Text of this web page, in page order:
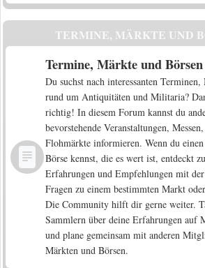
TERMINE, MÄRKTE UND
Termine, Märkte und
Du suchst nach interessanten
rund um Antiquitäten und Militaria?
richtig! In diesem Forum kannst du
bevorstehende Veranstaltungen,
Flohmärkte informieren. Wenn du
Börse kennst, die es wert ist, entdeckt
Erfahrungen und Empfehlungen mit
Fragen zu einem bestimmten Markt
Die Community hilft dir gerne weiter.
Sammlern über deine Erfahrungen auf
und plane gemeinsam mit anderen
Märkten und Börsen.